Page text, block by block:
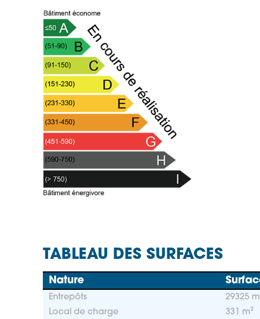
TABLEAU DES SURFACES
Nature
Entrepôts 29325
Local de charge
331 m²